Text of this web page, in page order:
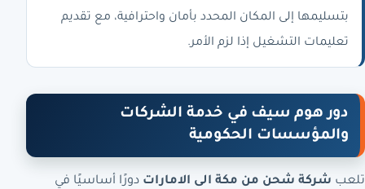
بتسليمها إلى المكان المحدد بأمان واحترافية، مع تقديم
تعليمات التشغيل إذا لزم الأمر.
دور هوم سيف في خدمة الشركات
والمؤسسات الحكومية
تلعب شركة شحن من مكة الى الامارات دورًا أساسيًا في